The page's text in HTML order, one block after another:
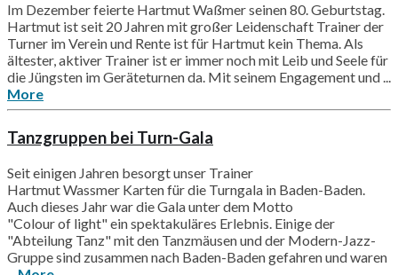
Im Dezember feierte Hartmut Waßmer seinen 80. Geburtstag.
Hartmut ist seit 20 Jahren mit großer Leidenschaft Trainer der
Turner im Verein und Rente ist für Hartmut kein Thema. Als
ältester, aktiver Trainer ist er immer noch mit Leib und Seele für
die Jüngsten im Geräteturnen da. Mit seinem Engagement und ...
More
Tanzgruppen bei Turn-Gala
Seit einigen Jahren besorgt unser Trainer
Hartmut Wassmer Karten für die Turngala in Baden-Baden.
Auch dieses Jahr war die Gala unter dem Motto
"Colour of light" ein spektakuläres Erlebnis. Einige der
"Abteilung Tanz" mit den Tanzmäusen und der Modern-Jazz-
Gruppe sind zusammen nach Baden-Baden gefahren und waren